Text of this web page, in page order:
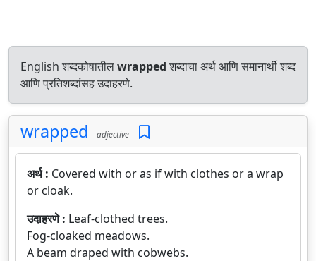
English शब्दकोषातीलwrappedशब्दाचा अर्थ आणि समानार्थी शब्द
आणि प्रतिशब्दांसह उदाहरणे.
wrapped adjective
अर्थ : Covered with or as if with clothes or a wrap
or cloak.
उदाहरणे : Leaf-clothed trees.
Fog-cloaked meadows.
A beam draped with cobwebs.